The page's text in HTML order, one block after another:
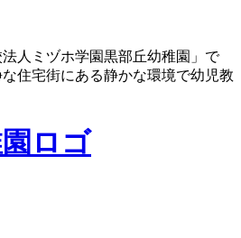
人ミヅホ学園黒部丘幼稚園」で
住宅街にある静かな環境で幼児教